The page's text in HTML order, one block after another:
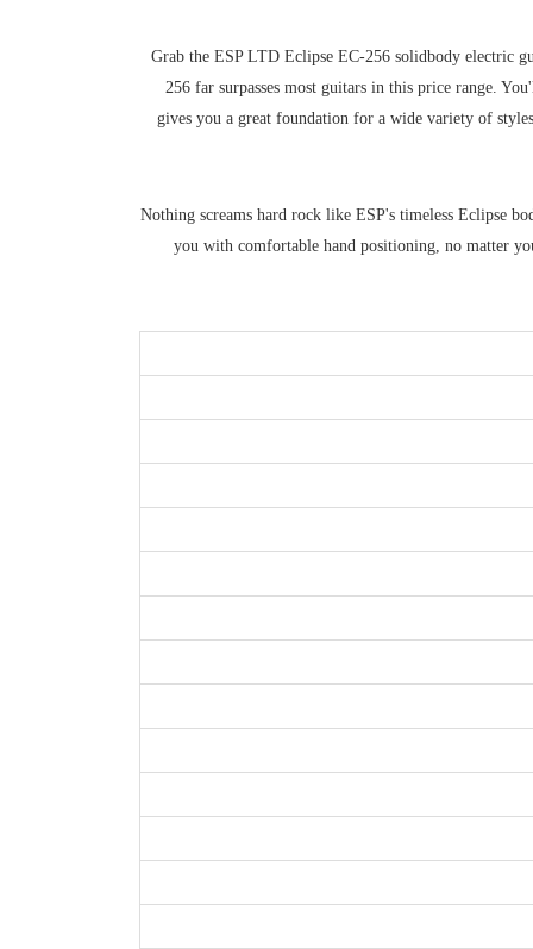
Grab the ESP LTD Eclipse EC-256 solidbody electric
256 far surpasses most guitars in this price range.
gives you a great foundation for a wide variety of
Nothing screams hard rock like ESP's timeless Eclipse
you with comfortable hand positioning, no matter